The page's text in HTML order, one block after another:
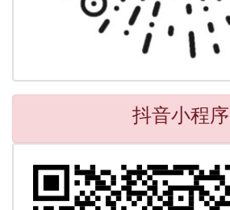
抖音小程序